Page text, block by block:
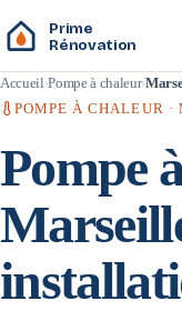
Prime
Rénovation
Accueil Pompe à chaleur
POMPE À CHALEUR ·
Pompe